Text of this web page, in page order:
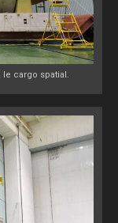
cargo spatial.